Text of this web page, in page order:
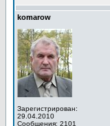
komarow
Зарегистрирован:
29.04.2010
Сообщения: 2101